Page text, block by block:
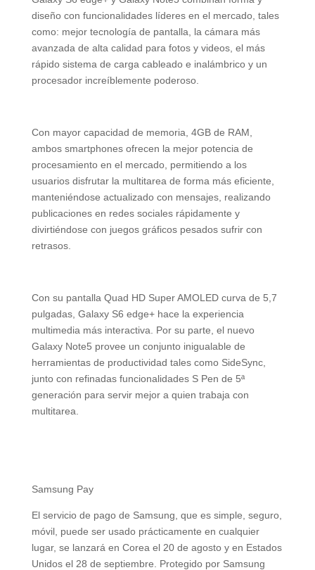
diseño con funcionalidades líderes en el mercado, tales
como: mejor tecnología de pantalla, la cámara más
avanzada de alta calidad para fotos y videos, el más
rápido sistema de carga cableado e inalámbrico y un
procesador increíblemente poderoso.
Con mayor capacidad de memoria, 4GB de RAM,
ambos smartphones ofrecen la mejor potencia de
procesamiento en el mercado, permitiendo a los
usuarios disfrutar la multitarea de forma más eficiente,
manteniéndose actualizado con mensajes, realizando
publicaciones en redes sociales rápidamente y
divirtiéndose con juegos gráficos pesados sufrir con
retrasos.
Con su pantalla Quad HD Super AMOLED curva de 5,7
pulgadas, Galaxy S6 edge+ hace la experiencia
multimedia más interactiva. Por su parte, el nuevo
Galaxy Note5 provee un conjunto inigualable de
herramientas de productividad tales como SideSync,
junto con refinadas funcionalidades S Pen de 5ª
generación para servir mejor a quien trabaja con
multitarea.
Samsung Pay
El servicio de pago de Samsung, que es simple, seguro,
móvil, puede ser usado prácticamente en cualquier
lugar, se lanzará en Corea el 20 de agosto y en Estados
Unidos el 28 de septiembre. Protegido por Samsung